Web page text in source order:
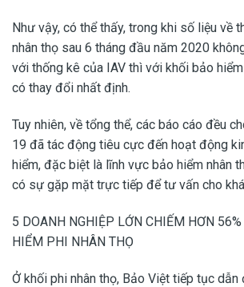
Như vậy, có thể thấy, trong khi số liệu về
nhân thọ sau 6 tháng đầu năm 2020
với thống kê của IAV thì với khối bảo
có thay đổi nhất định.
Tuy nhiên, về tổng thể, các báo cáo đều
19 đã tác động tiêu cực đến hoạt động
hiểm, đặc biệt là lĩnh vực bảo hiểm nhân
có sự gặp mặt trực tiếp để tư vấn cho
5 DOANH NGHIỆP LỚN CHIẾM HƠN
HIỂM PHI NHÂN THỌ
Ở khối phi nhân thọ, Bảo Việt tiếp tục